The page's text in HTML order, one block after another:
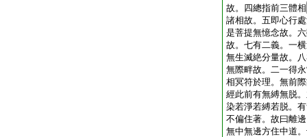
故。四總指前三體相
諸相故。五即心行
是菩提無憶念故。
故。七有二義。一
無生滅絶分量故。
無際畔故。二一得
相冥符於理。無前
經此前有無縛無脱
染若淨若縛若脱。
不偏住著。故曰離
無中無邊方住中道